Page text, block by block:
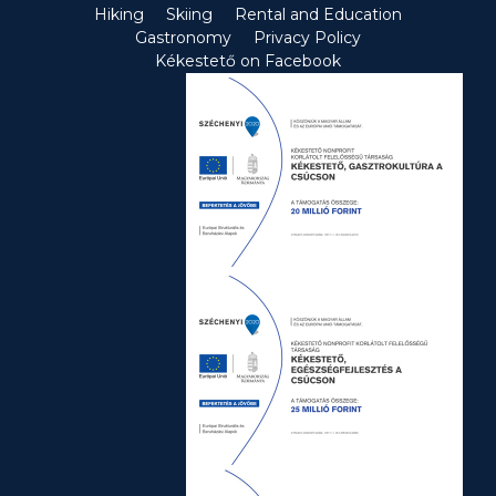
Hiking Skiing
Rental and Education
Gastronomy
Privacy Policy
Kékestető on Facebook